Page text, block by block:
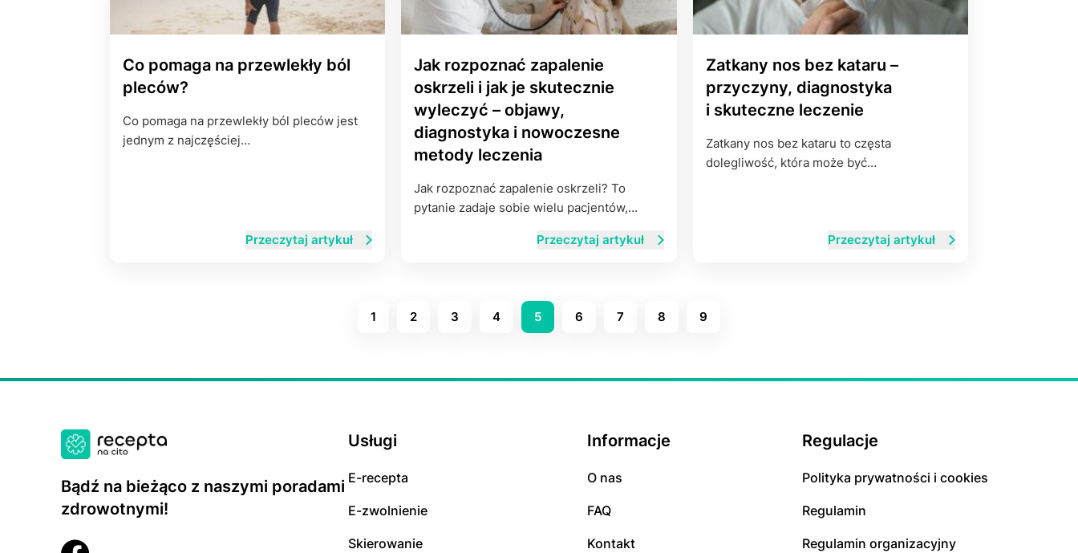
Co pomaga na przewlekły ból
pleców?
Co pomaga na przewlekły ból pleców jest
jednym z najczęściej…
Przeczytaj artykuł
Jak rozpoznać zapalenie
oskrzeli i jak je skutecznie
wyleczyć – objawy,
diagnostyka i nowoczesne
metody leczenia
Jak rozpoznać zapalenie oskrzeli? To
pytanie zadaje sobie wielu pacjentów,…
Przeczytaj artykuł
Zatkany nos bez kataru –
przyczyny, diagnostyka
i skuteczne leczenie
Zatkany nos bez kataru to częsta
dolegliwość, która może być…
Przeczytaj artykuł
1 2 3 4 5 6 7 8 9
Bądź na bieżąco z naszymi poradami
zdrowotnymi!
Usługi
E-rесерta
E-zwolnienie
Skierowanie
Informacje
O nas
FAQ
Kontakt
Regulacje
Polityka prywatności i cookies
Regulamin
Regulamin organizacyjny